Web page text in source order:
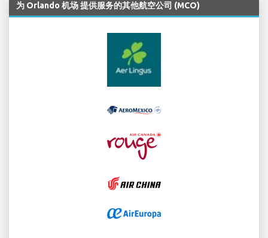
为 Orlando 机场 提供服务的其他航空公司 (MCO)